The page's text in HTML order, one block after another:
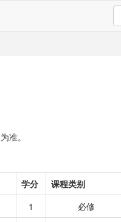
为准。
学分
课程类别
1
必修